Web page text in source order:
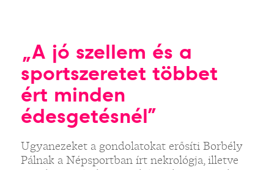
„A jó szellem és a
sportszeretet többet
ért minden
édesgetésnél”
Ugyanezeket a gondolatokat erősíti Borbély
Pálnak a Népsportban írt nekrológja, illetve